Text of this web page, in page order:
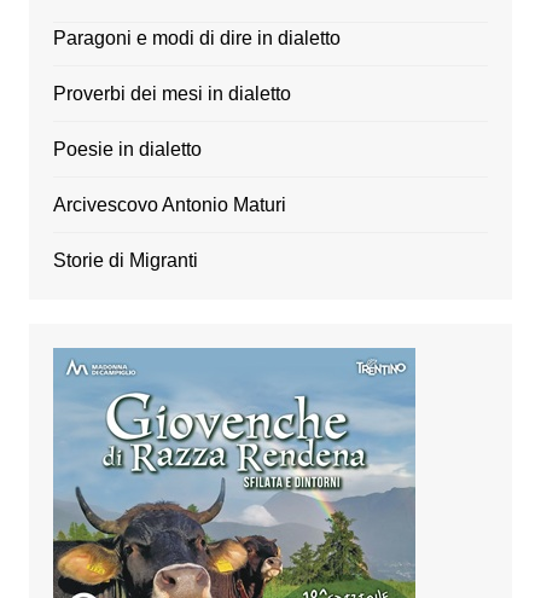
Paragoni e modi di dire in dialetto
Proverbi dei mesi in dialetto
Poesie in dialetto
Arcivescovo Antonio Maturi
Storie di Migranti